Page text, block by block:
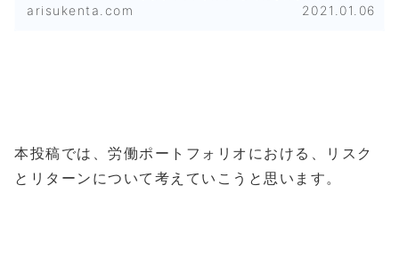
arisukenta.com 2021.01.06
本投稿では、労働ポートフォリオにおける、リスク
とリターンについて考えていこうと思います。